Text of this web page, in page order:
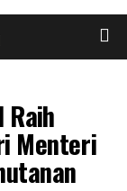
Raih
Menteri